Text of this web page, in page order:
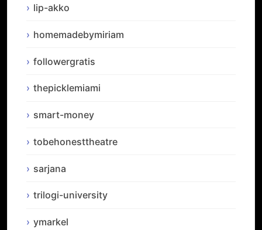
lip-akko
homemadebymiriam
followergratis
thepicklemiami
smart-money
tobehonesttheatre
sarjana
trilogi-university
ymarkel